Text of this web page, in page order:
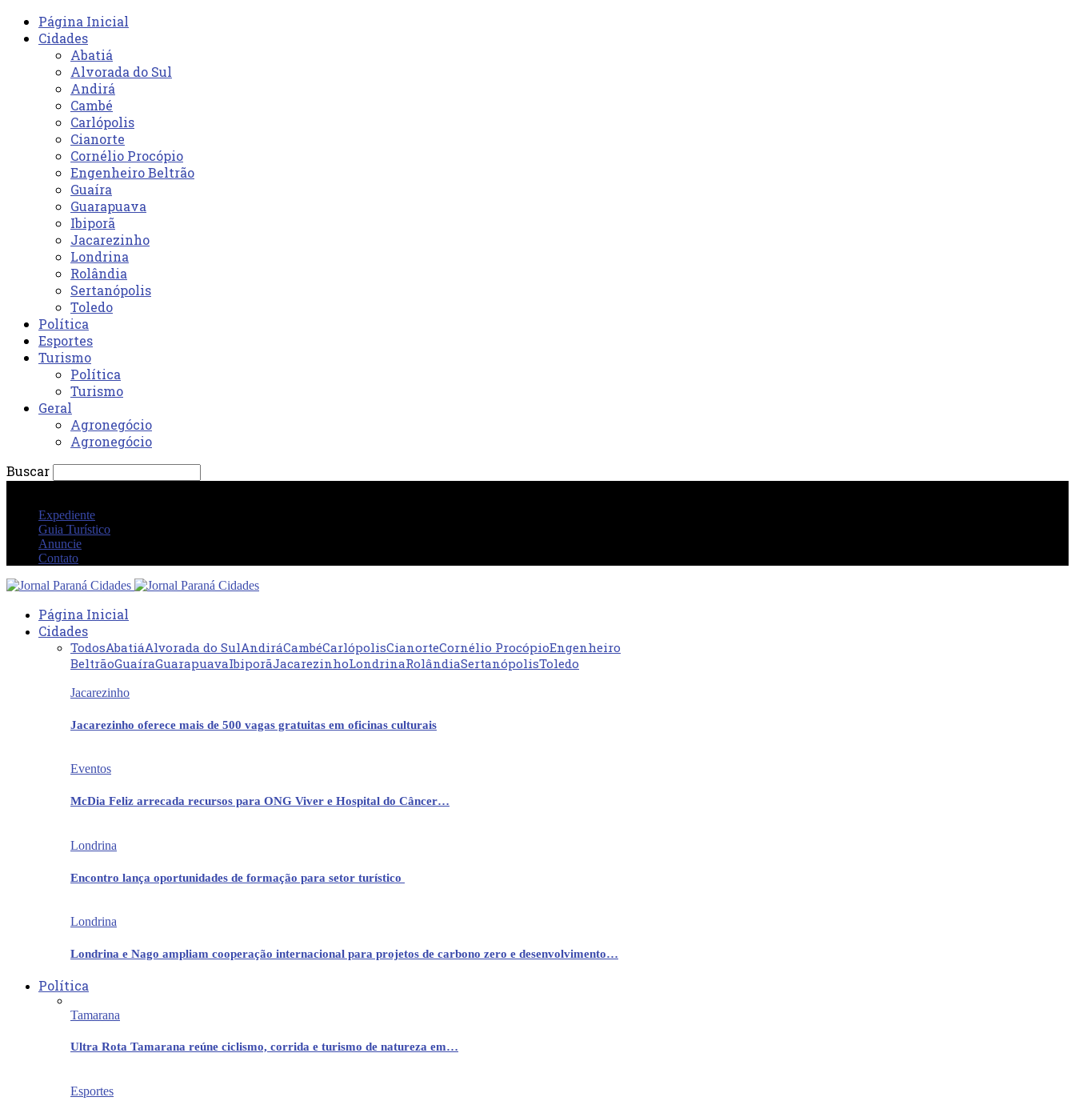
Página Inicial
Cidades
Abatiá
Alvorada do Sul
Andirá
Cambé
Carlópolis
Cianorte
Cornélio Procópio
Engenheiro Beltrão
Guaíra
Guarapuava
Ibiporã
Jacarezinho
Londrina
Rolândia
Sertanópolis
Toledo
Política
Esportes
Turismo
Política
Turismo
Geral
Agronegócio
Agronegócio
Buscar
Expediente
Guia Turístico
Anuncie
Contato
Página Inicial
Cidades
TodosAbatiáAlvorada do SulAndiráCambéCarlópolisCianorteCornélio ProcópioEngenheiro
BeltrãoGuaíraGuarapuavaIbiporãJacarezinhoLondrinaRolândiaSertanópolisToledo
Jacarezinho
Jacarezinho oferece mais de 500 vagas gratuitas em oficinas culturais
Eventos
McDia Feliz arrecada recursos para ONG Viver e Hospital do Câncer…
Londrina
Encontro lança oportunidades de formação para setor turístico
Londrina
Londrina e Nago ampliam cooperação internacional para projetos de carbono zero e desenvolvimento…
Política
Tamarana
Ultra Rota Tamarana reúne ciclismo, corrida e turismo de natureza em…
Esportes